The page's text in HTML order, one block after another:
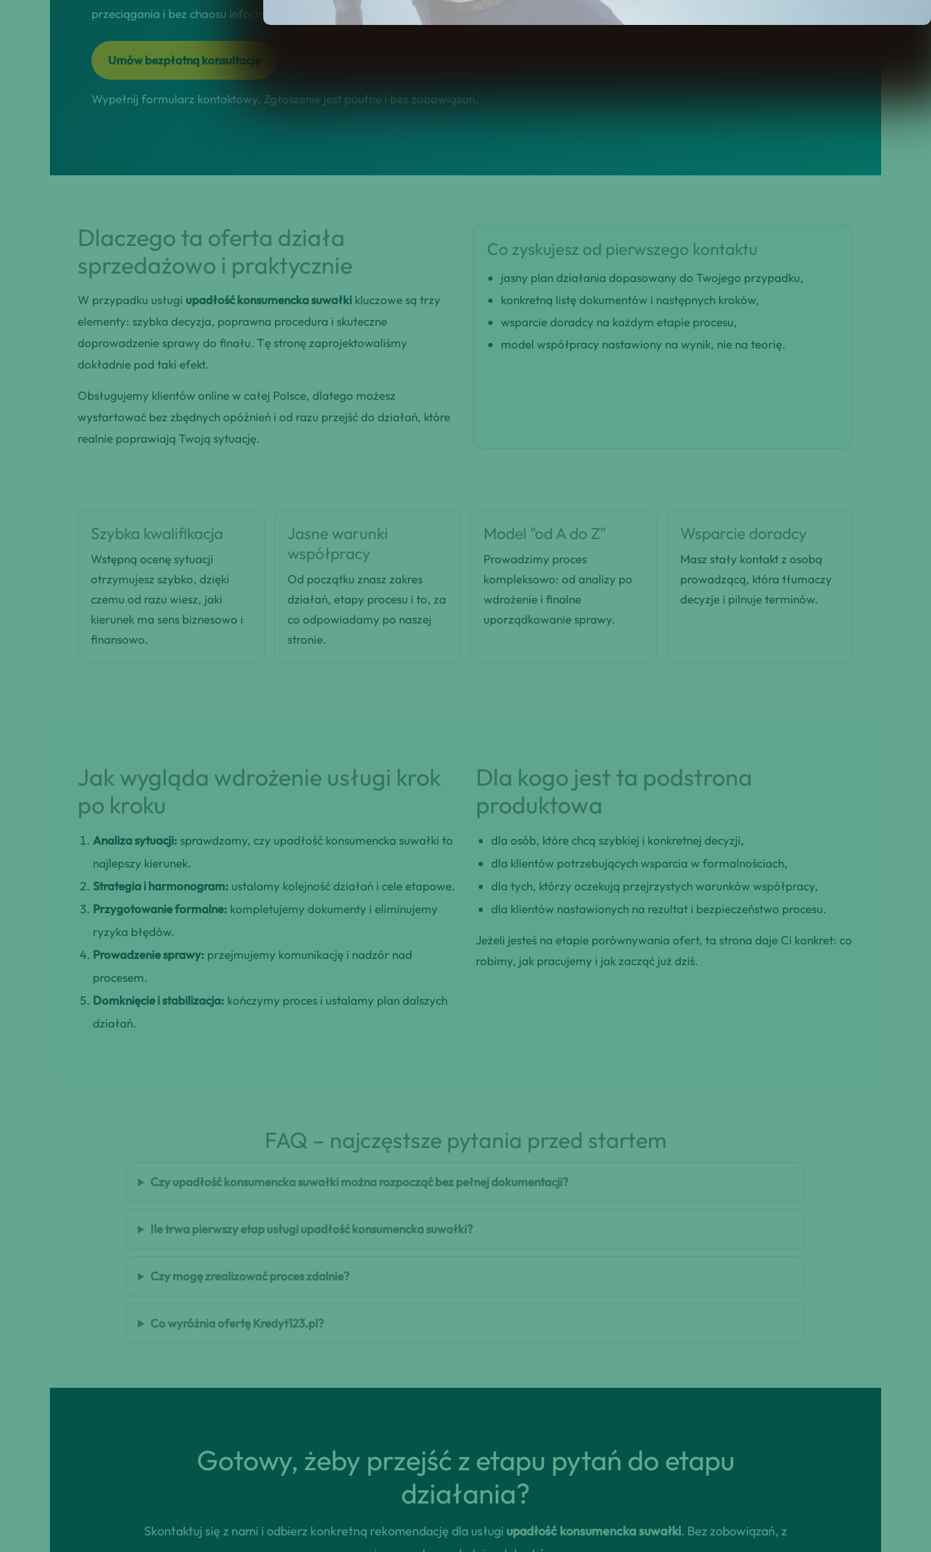
przeciągania i bez chaosu informacyjnego.
Umów bezpłatną konsultację
Wypełnij formularz kontaktowy. Zgłoszenie jest poufne i bez zobowiązań.
Dlaczego ta oferta działa
sprzedażowo i praktycznie
W przypadku usługi upadłość konsumencka suwałki kluczowe są trzy
elementy: szybka decyzja, poprawna procedura i skuteczne
doprowadzenie sprawy do finału. Tę stronę zaprojektowaliśmy
dokładnie pod taki efekt.
Obsługujemy klientów online w całej Polsce, dlatego możesz
wystartować bez zbędnych opóźnień i od razu przejść do działań, które
realnie poprawiają Twoją sytuację.
Co zyskujesz od pierwszego kontaktu
jasny plan działania dopasowany do Twojego przypadku,
konkretną listę dokumentów i następnych kroków,
wsparcie doradcy na każdym etapie procesu,
model współpracy nastawiony na wynik, nie na teorię.
Szybka kwalifikacja
Wstępną ocenę sytuacji
otrzymujesz szybko, dzięki
czemu od razu wiesz, jaki
kierunek ma sens biznesowo i
finansowo.
Jasne warunki
współpracy
Od początku znasz zakres
działań, etapy procesu i to, za
co odpowiadamy po naszej
stronie.
Model "od A do Z"
Prowadzimy proces
kompleksowo: od analizy po
wdrożenie i finalne
uporządkowanie sprawy.
Wsparcie doradcy
Masz stały kontakt z osobą
prowadzącą, która tłumaczy
decyzje i pilnuje terminów.
Jak wygląda wdrożenie usługi krok
po kroku
Analiza sytuacji: sprawdzamy, czy upadłość konsumencka suwałki to
najlepszy kierunek.
Strategia i harmonogram: ustalamy kolejność działań i cele etapowe.
Przygotowanie formalne: kompletujemy dokumenty i eliminujemy
ryzyka błędów.
Prowadzenie sprawy: przejmujemy komunikację i nadzór nad
procesem.
Domknięcie i stabilizacja: kończymy proces i ustalamy plan dalszych
działań.
Dla kogo jest ta podstrona
produktowa
dla osób, które chcą szybkiej i konkretnej decyzji,
dla klientów potrzebujących wsparcia w formalnościach,
dla tych, którzy oczekują przejrzystych warunków współpracy,
dla klientów nastawionych na rezultat i bezpieczeństwo procesu.
Jeżeli jesteś na etapie porównywania ofert, ta strona daje Ci konkret: co
robimy, jak pracujemy i jak zacząć już dziś.
FAQ – najczęstsze pytania przed startem
Czy upadłość konsumencka suwałki można rozpocząć bez pełnej dokumentacji?
Ile trwa pierwszy etap usługi upadłość konsumencka suwałki?
Czy mogę zrealizować proces zdalnie?
Co wyróżnia ofertę Kredyt123.pl?
Gotowy, żeby przejść z etapu pytań do etapu
działania?
Skontaktuj się z nami i odbierz konkretną rekomendację dla usługi upadłość konsumencka suwałki. Bez zobowiązań, z